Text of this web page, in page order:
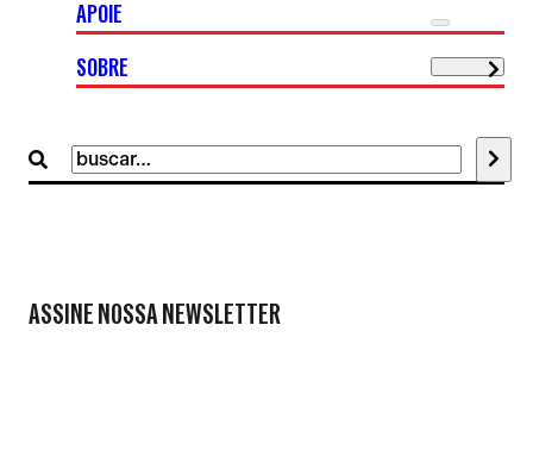
Buscar
por:
APOIE
SOBRE
ASSINE NOSSA NEWSLETTER